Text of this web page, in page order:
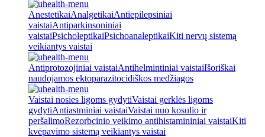
AnestetikaiAnalgetikaiAntiepilepsiniai
vaistaiAntiparkinsoniniai
vaistaiPsicholeptikaiPsichoanaleptikaiKiti nervų sistemą
veikiantys vaistai
Antiprotozojiniai vaistaiAntihelmintiniai vaistaiIšoriškai
naudojamos ektoparazitocidiškos medžiagos
Vaistai nosies ligoms gydytiVaistai gerklės ligoms
gydytiAntiastminiai vaistaiVaistai nuo kosulio ir
peršalimoRezorbcinio veikimo antihistamininiai vaistaiKiti
kvėpavimo sistemą veikiantys vaistai